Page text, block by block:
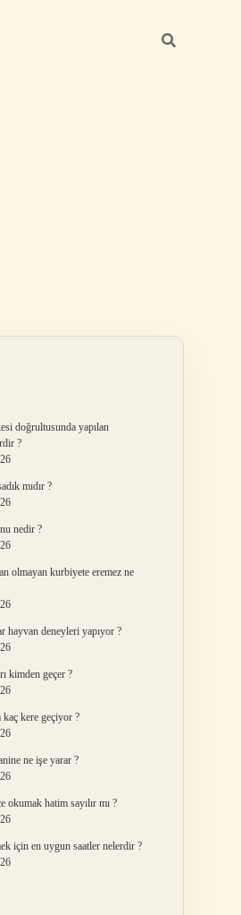
doğrultusunda yapılan
?
mıdır ?
nedir ?
olmayan kurbiyete eremez ne
hayvan deneyleri yapıyor ?
kimden geçer ?
kere geçiyor ?
ne işe yarar ?
okumak hatim sayılır mı ?
için en uygun saatler nelerdir ?